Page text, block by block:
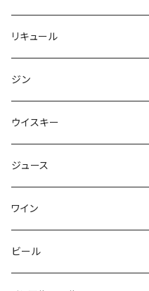
リキュール
ジン
ウイスキー
ジュース
ワイン
ビール